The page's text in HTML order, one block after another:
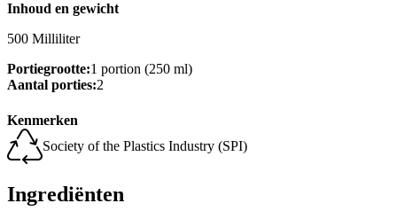
Inhoud en gewicht
500 Milliliter
Portiegrootte:1 portion (250 ml)
Aantal porties:2
Kenmerken
Society of the Plastics Industry (SPI)
Ingrediënten